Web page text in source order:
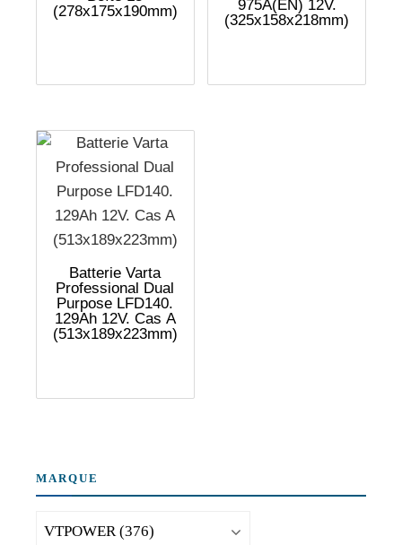
(278x175x190mm)
975A(EN) 12V.
(325x158x218mm)
Batterie Varta
Professional Dual
Purpose LFD140.
129Ah 12V. Cas A
(513x189x223mm)
MARQUE